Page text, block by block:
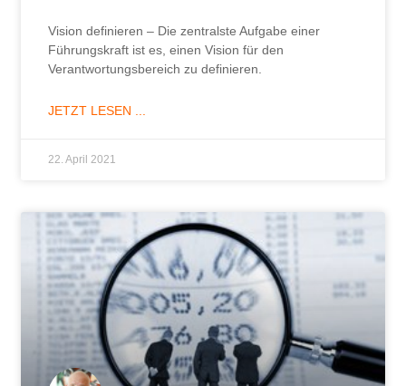
Vision definieren – Die zentralste Aufgabe einer
Führungskraft ist es, einen Vision für den
Verantwortungsbereich zu definieren.
JETZT LESEN ...
22. April 2021